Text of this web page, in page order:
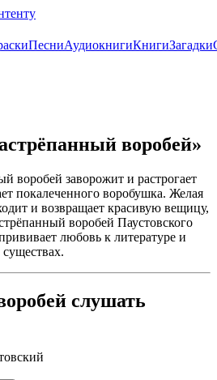
ПесниАудиокнигиКнигиЗагадки
воробей»
воробей заворожит и растрогает
покалеченного воробушка. Желая
и возвращает красивую вещицу,
воробей Паустовского
любовь к литературе и
слушать